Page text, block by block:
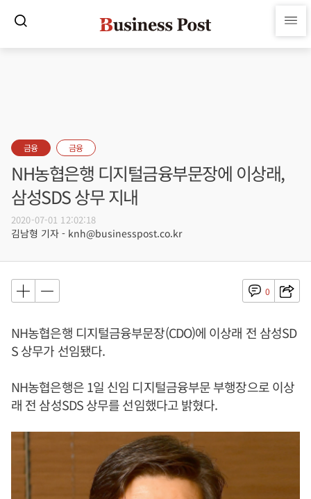
금융 금융
NH농협은행 디지털금융부문장에 이상래,
삼성SDS 상무 지내
2020-07-01 12:02:18
김남형 기자 - knh@businesspost.co.kr
0
NH농협은행 디지털금융부문장(CDO)에 이상래 전 삼성SD
S 상무가 선임됐다.
NH농협은행은 1일 신임 디지털금융부문 부행장으로 이상
래 전 삼성SDS 상무를 선임했다고 밝혔다.